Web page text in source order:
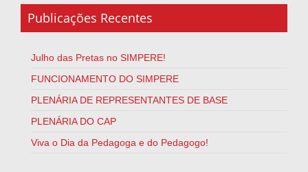
Publicações Recentes
Julho das Pretas no SIMPERE!
FUNCIONAMENTO DO SIMPERE
PLENÁRIA DE REPRESENTANTES DE BASE
PLENÁRIA DO CAP
Viva o Dia da Pedagoga e do Pedagogo!